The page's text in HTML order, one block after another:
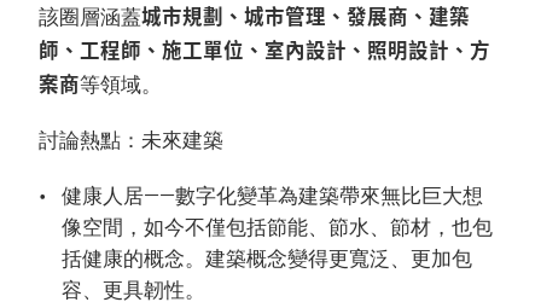
該圈層涵蓋城市規劃、城市管理、發展商、建築
師、工程師、施工單位、室內設計、照明設計、方
案商等領域。
討論熱點：未來建築
健康人居——數字化變革為建築帶來無比巨大想
像空間，如今不僅包括節能、節水、節材，也包
括健康的概念。建築概念變得更寬泛、更加包
容、更具韌性。